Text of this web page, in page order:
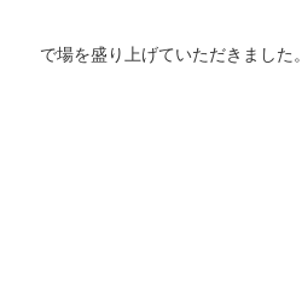
で場を盛り上げていただきました。